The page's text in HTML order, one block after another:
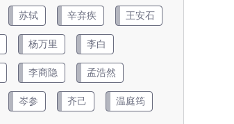
苏轼 辛弃疾 王安石
杨万里 李白
李商隐 孟浩然
岑参 齐己 温庭筠